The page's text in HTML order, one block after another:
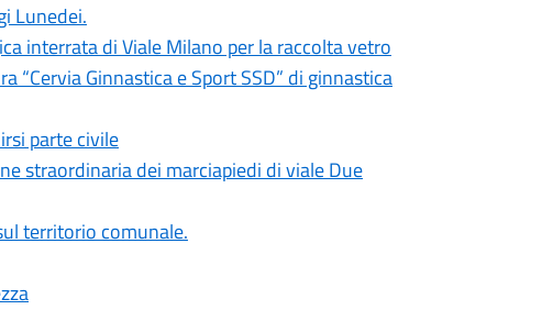
Lunedei.
interrata di Viale Milano per la raccolta vetro
“Cervia Ginnastica e Sport SSD” di ginnastica
parte civile
straordinaria dei marciapiedi di viale Due
territorio comunale.